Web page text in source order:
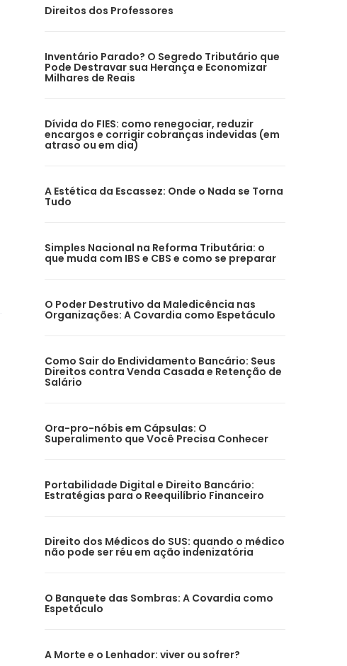
Direitos dos Professores
Inventário Parado? O Segredo Tributário que
Pode Destravar sua Herança e Economizar
Milhares de Reais
Dívida do FIES: como renegociar, reduzir
encargos e corrigir cobranças indevidas (em
atraso ou em dia)
A Estética da Escassez: Onde o Nada se Torna
Tudo
Simples Nacional na Reforma Tributária: o
que muda com IBS e CBS e como se preparar
O Poder Destrutivo da Maledicência nas
Organizações: A Covardia como Espetáculo
Como Sair do Endividamento Bancário: Seus
Direitos contra Venda Casada e Retenção de
Salário
Ora-pro-nóbis em Cápsulas: O
Superalimento que Você Precisa Conhecer
Portabilidade Digital e Direito Bancário:
Estratégias para o Reequilíbrio Financeiro
Direito dos Médicos do SUS: quando o médico
não pode ser réu em ação indenizatória
O Banquete das Sombras: A Covardia como
Espetáculo
A Morte e o Lenhador: viver ou sofrer?